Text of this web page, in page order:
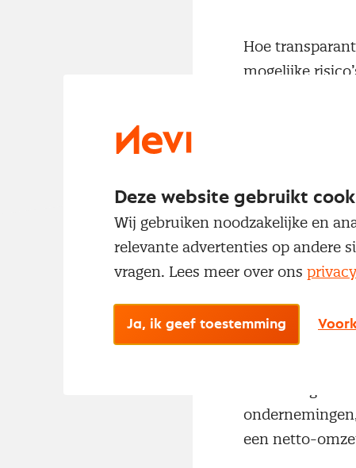
Hoe
mogelijke
ondernemen.
een netto-
Deze website gebruikt
Wij gebruiken noodzakelijke en
relevante advertenties op andere
vragen. Lees meer over ons
Ja, ik geef toestemming